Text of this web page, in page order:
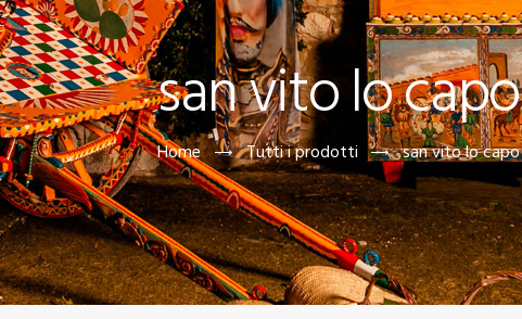
san vito lo capo
Home Tutti i prodotti san vito lo capo
EXCLUSIVE
FREE
FOTO
BLOG
ADV